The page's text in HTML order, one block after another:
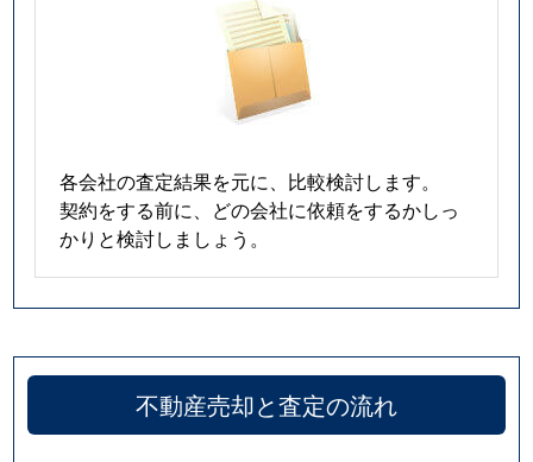
各会社の査定結果を元に、比較検討します。
契約をする前に、どの会社に依頼をするかしっ
かりと検討しましょう。
不動産売却と査定の流れ